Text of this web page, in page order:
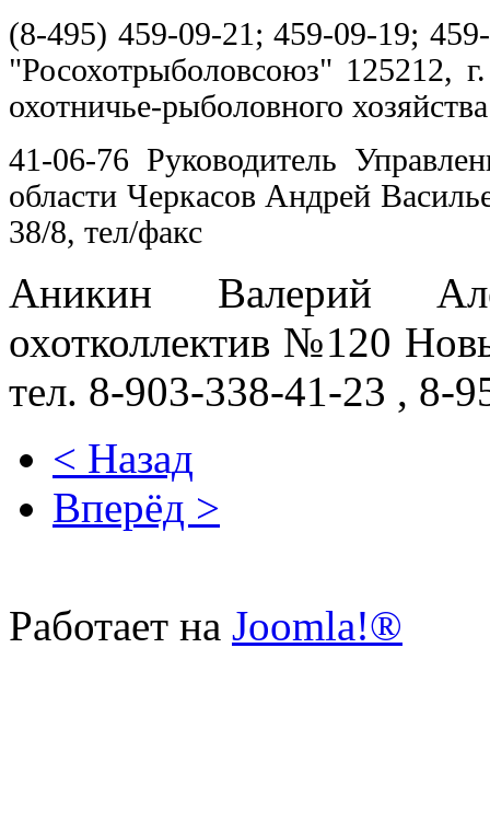
(8-495) 459-09-21; 459-09-19;
"Росохотрыболовсоюз" 125212,
охотничье-рыболовного хозяйства
41-06-76 Руководитель
области Черкасов Андрей
38/8, тел/факс
Аникин Валерий
охотколлектив №120
тел. 8-903-338-41-23 , 8-
< Назад
Вперёд >
Работает на Joomla!®